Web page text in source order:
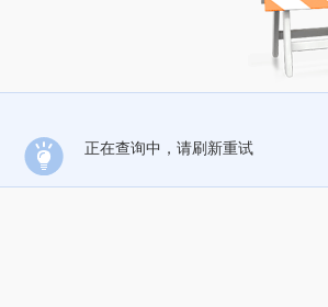
正在查询中，请刷新重试